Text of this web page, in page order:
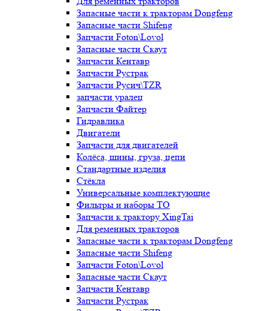
Запасные части к тракторам Dongfeng
Запасные части Shifeng
Запчасти Foton\Lovol
Запасные части Скаут
Запчасти Кентавр
Запчасти Рустрак
Запчасти Русич\TZR
запчасти уралец
Запчасти Файтер
Гидравлика
Двигатели
Запчасти для двигателей
Колёса, шины, груза, цепи
Стандартные изделия
Стёкла
Универсальные комплектующие
Фильтры и наборы ТО
Запчасти к трактору XingTai
Для ременных тракторов
Запасные части к тракторам Dongfeng
Запасные части Shifeng
Запчасти Foton\Lovol
Запасные части Скаут
Запчасти Кентавр
Запчасти Рустрак